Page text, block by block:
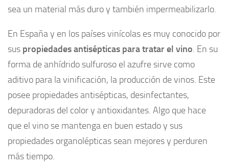
sea un material más duro y también impermeabilizarlo.
En España y en los países vinícolas es muy conocido por
sus propiedades antisépticas para tratar el vino. En su
forma de anhídrido sulfuroso el azufre sirve como
aditivo para la vinificación, la producción de vinos. Este
posee propiedades antisépticas, desinfectantes,
depuradoras del color y antioxidantes. Algo que hace
que el vino se mantenga en buen estado y sus
propiedades organolépticas sean mejores y perduren
más tiempo.